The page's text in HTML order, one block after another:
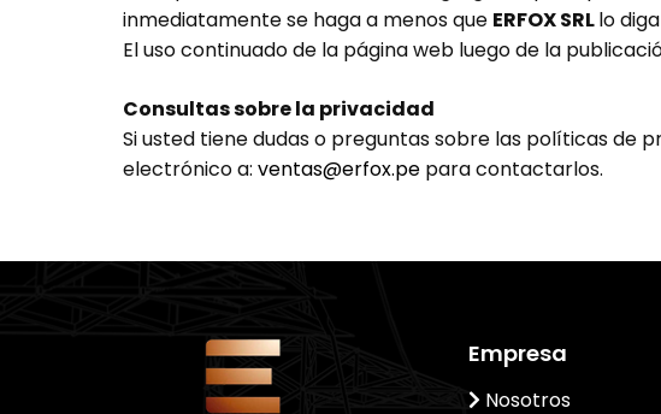
inmediatamente se haga a menos que ERFOX SRLlo
El uso continuado de la página web luego de la
Consultas sobre la privacidad
Si usted tiene dudas o preguntas sobre las políticas de
electrónico a: ventas@erfox.pe para contactarlos.
Empresa
Nosotros